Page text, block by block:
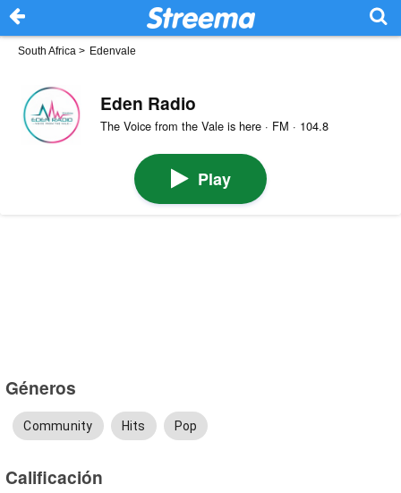
South Africa > Edenvale
Eden Radio
The Voice from the Vale is here · FM · 104.8
Play
Géneros
Community Hits Pop
Calificación